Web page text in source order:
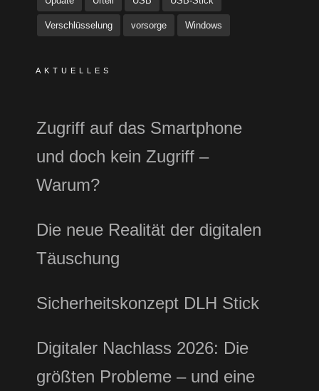
Verschlüsselung vorsorge Windows
AKTUELLES
Zugriff auf das Smartphone
und doch kein Zugriff –
Warum?
Die neue Realität der digitalen
Täuschung
Sicherheitskonzept DLH Stick
Digitaler Nachlass 2026: Die
größten Probleme – und eine